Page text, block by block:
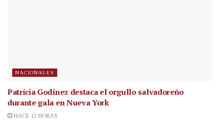
NACIONALES
Patricia Godínez destaca el orgullo salvadoreño
durante gala en Nueva York
HACE 12 HORAS